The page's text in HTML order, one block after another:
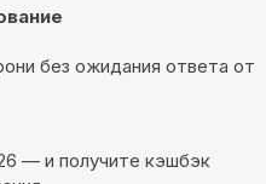
без ожидания ответа от
— и получите кэшбэк